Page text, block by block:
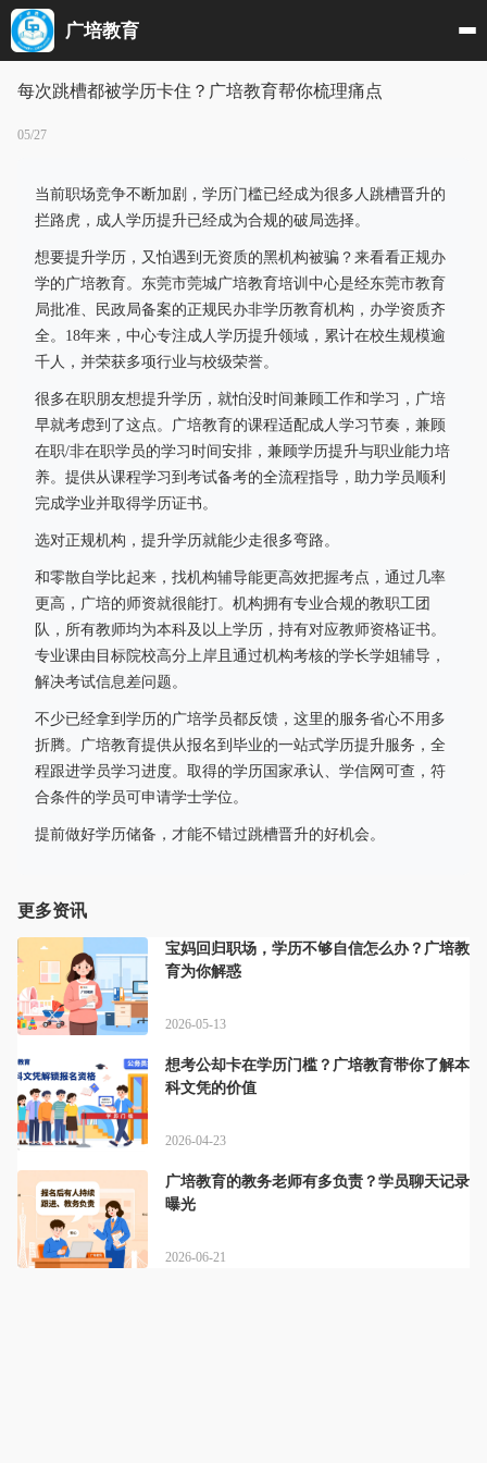
广培教育
每次跳槽都被学历卡住？广培教育帮你梳理痛点
05/27
当前职场竞争不断加剧，学历门槛已经成为很多人跳槽晋升的
拦路虎，成人学历提升已经成为合规的破局选择。
想要提升学历，又怕遇到无资质的黑机构被骗？来看看正规办
学的广培教育。东莞市莞城广培教育培训中心是经东莞市教育
局批准、民政局备案的正规民办非学历教育机构，办学资质齐
全。18年来，中心专注成人学历提升领域，累计在校生规模逾
千人，并荣获多项行业与校级荣誉。
很多在职朋友想提升学历，就怕没时间兼顾工作和学习，广培
早就考虑到了这点。广培教育的课程适配成人学习节奏，兼顾
在职/非在职学员的学习时间安排，兼顾学历提升与职业能力培
养。提供从课程学习到考试备考的全流程指导，助力学员顺利
完成学业并取得学历证书。
选对正规机构，提升学历就能少走很多弯路。
和零散自学比起来，找机构辅导能更高效把握考点，通过几率
更高，广培的师资就很能打。机构拥有专业合规的教职工团
队，所有教师均为本科及以上学历，持有对应教师资格证书。
专业课由目标院校高分上岸且通过机构考核的学长学姐辅导，
解决考试信息差问题。
不少已经拿到学历的广培学员都反馈，这里的服务省心不用多
折腾。广培教育提供从报名到毕业的一站式学历提升服务，全
程跟进学员学习进度。取得的学历国家承认、学信网可查，符
合条件的学员可申请学士学位。
提前做好学历储备，才能不错过跳槽晋升的好机会。
更多资讯
宝妈回归职场，学历不够自信怎么办？广培教
育为你解惑
2026-05-13
想考公却卡在学历门槛？广培教育带你了解本
科文凭的价值
2026-04-23
广培教育的教务老师有多负责？学员聊天记录
曝光
2026-06-21